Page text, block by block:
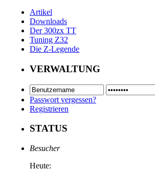
Artikel
Downloads
Der 300zx TT
Tuning Z32
Die Z-Legende
VERWALTUNG
Passwort vergessen?
Registrieren
STATUS
Besucher
Heute: